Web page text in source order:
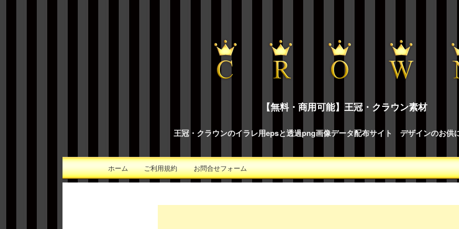
【無料・商用可能】王冠・クラウン素材
王冠・クラウンのイラレ用epsと透過png画像データ配布サイト デザインのお供
メインメニューメインコンテンツへ移動
ホーム ご利用規約 お問合せフォーム